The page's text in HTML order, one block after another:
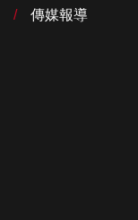
傳媒報導